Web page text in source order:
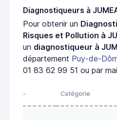
Diagnostiqueurs à
Pour obtenir un
Risques et Pollution à
un diagnostiqueur à
département Puy-de-
01 83 62 99 51 ou par
- Catégorie